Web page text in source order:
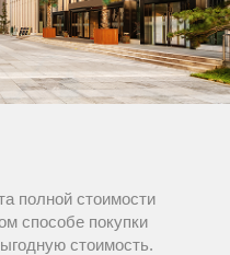
полной стоимости
способе покупки
стоимость.